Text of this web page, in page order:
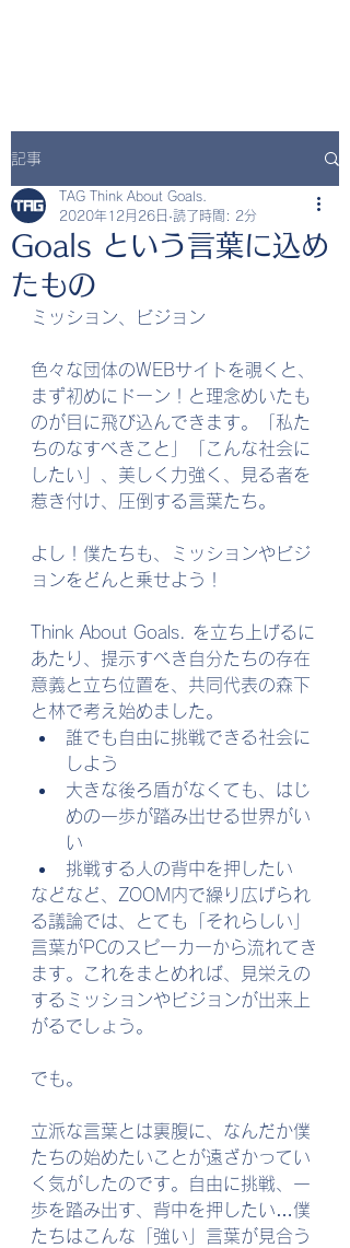
記事
Goals という言葉に込め
たもの
TAG Think About Goals.
2020年12月26日 読了時間: 2分
ミッション、ビジョン
色々な団体のWEBサイトを覗くと、
まず初めにドーン！と理念めいたも
のが目に飛び込んできます。「私た
ちのなすべきこと」「こんな社会に
したい」、美しく力強く、見る者を
惹き付け、圧倒する言葉たち。
よし！僕たちも、ミッションやビジ
ョンをどんと乗せよう！
Think About Goals. を立ち上げるに
あたり、提示すべき自分たちの存在
意義と立ち位置を、共同代表の森下
と林で考え始めました。
誰でも自由に挑戦できる社会に
しよう
大きな後ろ盾がなくても、はじ
めの一歩が踏み出せる世界がい
い
挑戦する人の背中を押したい
などなど、ZOOM内で繰り広げられ
る議論では、とても「それらしい」
言葉がPCのスピーカーから流れてき
ます。これをまとめれば、見栄えの
するミッションやビジョンが出来上
がるでしょう。
でも。
立派な言葉とは裏腹に、なんだか僕
たちの始めたいことが遠ざかってい
く気がしたのです。自由に挑戦、一
歩を踏み出す、背中を押したい…僕
たちはこんな「強い」言葉が見合う